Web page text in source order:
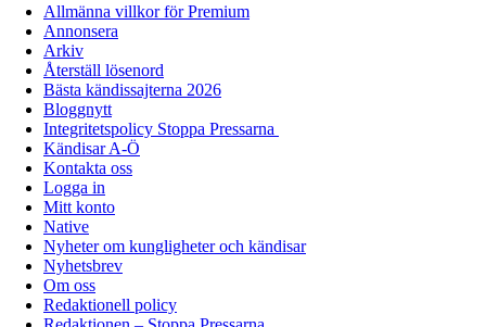
Allmänna villkor för Premium
Annonsera
Arkiv
Återställ lösenord
Bästa kändissajterna 2026
Bloggnytt
Integritetspolicy Stoppa Pressarna
Kändisar A-Ö
Kontakta oss
Logga in
Mitt konto
Native
Nyheter om kungligheter och kändisar
Nyhetsbrev
Om oss
Redaktionell policy